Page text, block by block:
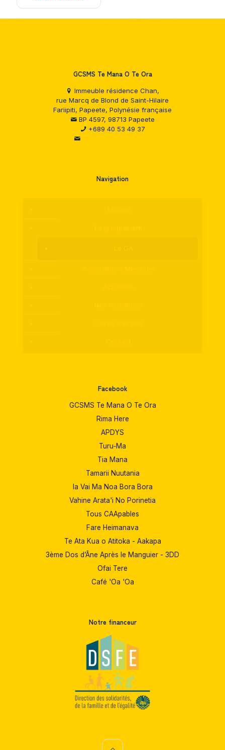
GCSMS Te Mana O Te Ora
Immeuble résidence Chan,
rue Marcq de Blond de Saint-Hilaire
Fariipiti, Papeete, Polynésie française
BP 4597, 98713 Papeete
+689 40 53 49 37
Navigation
Facebook
GCSMS Te Mana O Te Ora
Rima Here
APDYS
Turu‑Ma
Tia Mana
Tamarii Nuutania
Ia Vai Ma Noa Bora Bora
Vahine Arata'i No Porinetia
Tous CAApables
Fare Heimanava
Te Ata Kua o Atitoka - Aakapa
3ème Dos d’Âne Après le Manguier - 3DD
Ofai Tere
Café 'Oa 'Oa
Notre financeur